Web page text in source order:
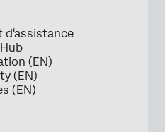
d'assistance
(EN)
(EN)
(EN)